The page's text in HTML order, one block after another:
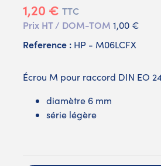
1,20 € TTC
Prix HT / DOM-TOM 1,00 €
Reference : HP - M06LCFX
Écrou M pour raccord DIN EO
diamètre 6 mm
série légère